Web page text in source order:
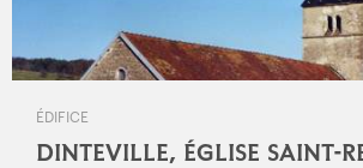
ÉDIFICE
DINTEVILLE, ÉGLISE SAINT-